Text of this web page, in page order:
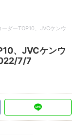
ダーTOP10、JVCケンウ
、JVCケンウ
7/7